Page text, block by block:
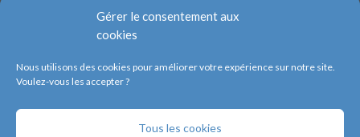
Gérer le consentement aux
cookies
Nous utilisons des cookies pour améliorer votre expérience sur notre site.
Voulez-vous les accepter ?
Tous les cookies